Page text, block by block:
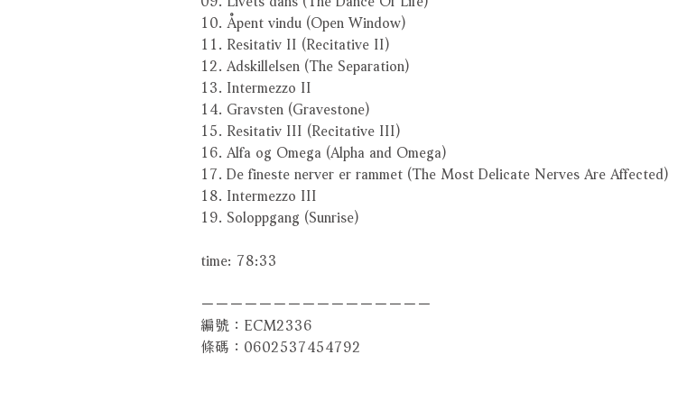
10. Åpent vindu (Open Window)
11. Resitativ II (Recitative II)
12. Adskillelsen (The Separation)
13. Intermezzo II
14. Gravsten (Gravestone)
15. Resitativ III (Recitative III)
16. Alfa og Omega (Alpha and Omega)
17. De fineste nerver er rammet (The Most Delicate Nerves Are Affected)
18. Intermezzo III
19. Soloppgang (Sunrise)
time: 78:33
－－－－－－－－－－－－－－－－
編號：ECM2336
條碼：0602537454792